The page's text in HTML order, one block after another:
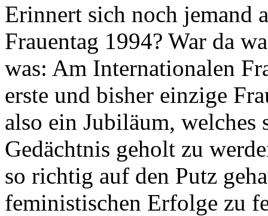
Erinnert sich noch jemand
Frauentag 1994? War da
was: Am Internationalen
erste und bisher einzige
also ein Jubiläum,
Gedächtnis geholt zu
so richtig auf den Putz
feministischen Erfolge zu